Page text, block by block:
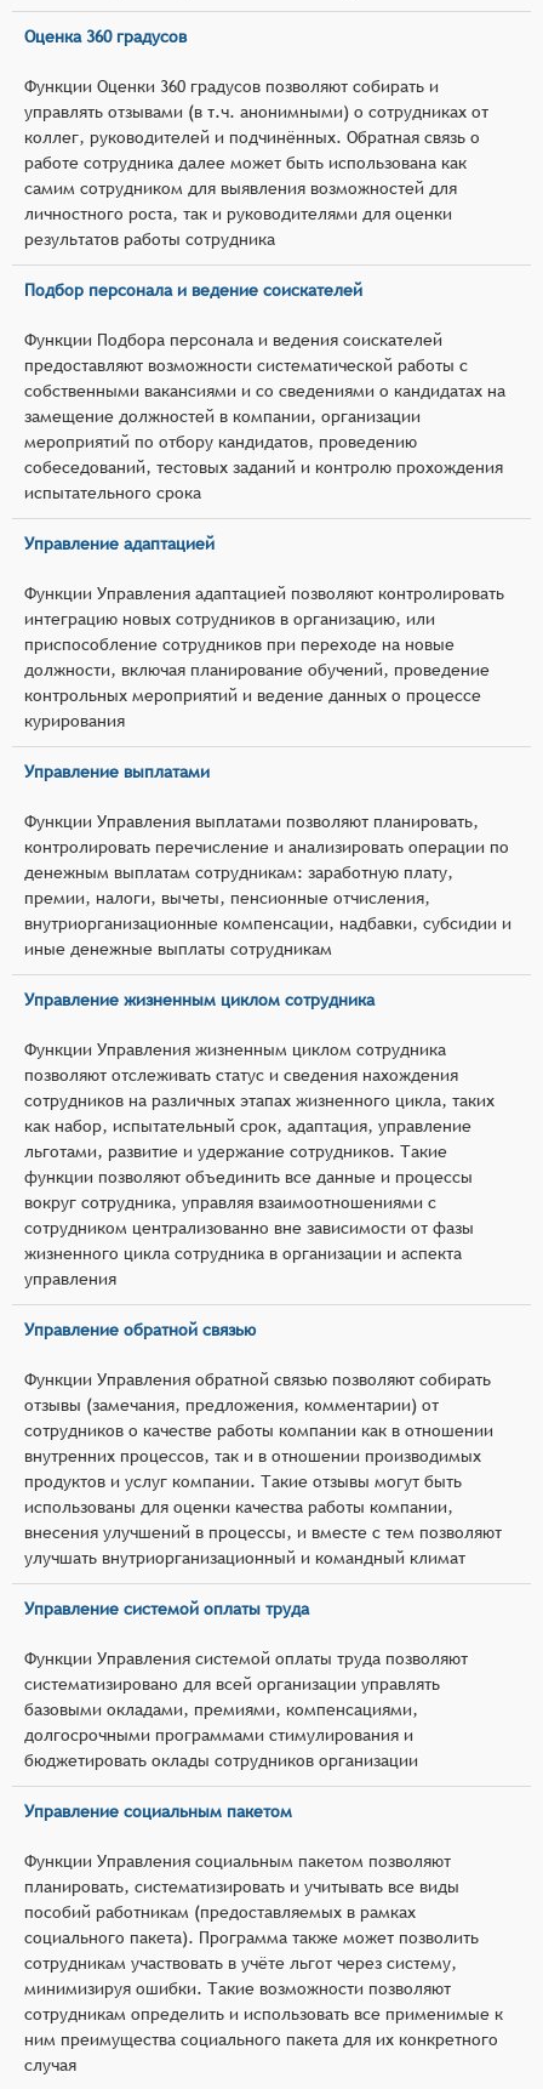
Оценка 360 градусов
Функции Оценки 360 градусов позволяют собирать и
управлять отзывами (в т.ч. анонимными) о сотрудниках от
коллег, руководителей и подчинённых. Обратная связь о
работе сотрудника далее может быть использована как
самим сотрудником для выявления возможностей для
личностного роста, так и руководителями для оценки
результатов работы сотрудника
Подбор персонала и ведение соискателей
Функции Подбора персонала и ведения соискателей
предоставляют возможности систематической работы с
собственными вакансиями и со сведениями о кандидатах на
замещение должностей в компании, организации
мероприятий по отбору кандидатов, проведению
собеседований, тестовых заданий и контролю прохождения
испытательного срока
Управление адаптацией
Функции Управления адаптацией позволяют контролировать
интеграцию новых сотрудников в организацию, или
приспособление сотрудников при переходе на новые
должности, включая планирование обучений, проведение
контрольных мероприятий и ведение данных о процессе
курирования
Управление выплатами
Функции Управления выплатами позволяют планировать,
контролировать перечисление и анализировать операции по
денежным выплатам сотрудникам: заработную плату,
премии, налоги, вычеты, пенсионные отчисления,
внутриорганизационные компенсации, надбавки, субсидии и
иные денежные выплаты сотрудникам
Управление жизненным циклом сотрудника
Функции Управления жизненным циклом сотрудника
позволяют отслеживать статус и сведения нахождения
сотрудников на различных этапах жизненного цикла, таких
как набор, испытательный срок, адаптация, управление
льготами, развитие и удержание сотрудников. Такие
функции позволяют объединить все данные и процессы
вокруг сотрудника, управляя взаимоотношениями с
сотрудником централизованно вне зависимости от фазы
жизненного цикла сотрудника в организации и аспекта
управления
Управление обратной связью
Функции Управления обратной связью позволяют собирать
отзывы (замечания, предложения, комментарии) от
сотрудников о качестве работы компании как в отношении
внутренних процессов, так и в отношении производимых
продуктов и услуг компании. Такие отзывы могут быть
использованы для оценки качества работы компании,
внесения улучшений в процессы, и вместе с тем позволяют
улучшать внутриорганизационный и командный климат
Управление системой оплаты труда
Функции Управления системой оплаты труда позволяют
систематизировано для всей организации управлять
базовыми окладами, премиями, компенсациями,
долгосрочными программами стимулирования и
бюджетировать оклады сотрудников организации
Управление социальным пакетом
Функции Управления социальным пакетом позволяют
планировать, систематизировать и учитывать все виды
пособий работникам (предоставляемых в рамках
социального пакета). Программа также может позволить
сотрудникам участвовать в учёте льгот через систему,
минимизируя ошибки. Такие возможности позволяют
сотрудникам определить и использовать все применимые к
ним преимущества социального пакета для их конкретного
случая